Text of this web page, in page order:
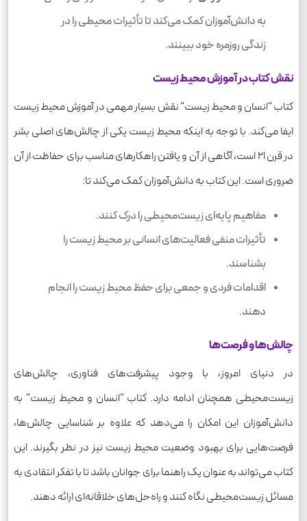
به دانش‌آموزان کمک می‌کند تا تأثیرات محیطی را در
زندگی روزمره خود ببینند.
نقش کتاب در آموزش محیط زیست
کتاب "انسان و محیط زیست" نقش بسیار مهمی در آموزش محیط زیست
ایفا می‌کند. با توجه به اینکه محیط زیست یکی از چالش‌های اصلی بشر
در قرن 21 است، آگاهی از آن و یافتن راهکارهای مناسب برای حفاظت از آن
ضروری است. این کتاب به دانش‌آموزان کمک می‌کند تا:
مفاهیم پایه‌ای زیست‌محیطی را درک کنند.
تأثیرات منفی فعالیت‌های انسانی بر محیط زیست را
بشناسند.
اقدامات فردی و جمعی برای حفظ محیط زیست را انجام
دهند.
چالش‌ها و فرصت‌ها
در دنیای امروز، با وجود پیشرفت‌های فناوری، چالش‌های
زیست‌محیطی همچنان ادامه دارد. کتاب "انسان و محیط زیست" به
دانش‌آموزان این امکان را می‌دهد که علاوه بر شناسایی چالش‌ها،
فرصت‌هایی برای بهبود وضعیت محیط زیست نیز در نظر بگیرند. این
کتاب می‌تواند به عنوان یک راهنما برای جوانان باشد تا با تفکر انتقادی به
مسائل زیست‌محیطی نگاه کنند و راه‌حل‌های خلاقانه‌ای ارائه دهند.